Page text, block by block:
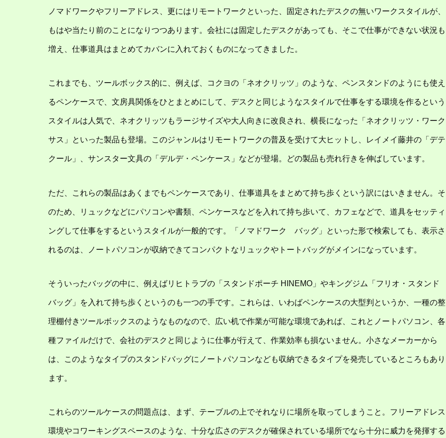
ノマドワークやフリーアドレス、更にはリモートワークといった、固定されたデスクの無いワークスタイルが、
もはや当たり前のことになりつつあります。会社には固定したデスクがあっても、そこで仕事ができない状況も
増え、仕事道具はまとめてカバンに入れておくものになってきました。
これまでも、ツールボックス的に、例えば、コクヨの「ネオクリッツ」のような、ペンスタンドのようにも使え
るペンケースで、文房具関係をひとまとめにして、デスクと同じようなスタイルで仕事をする環境を作るという
スタイルは人気で、ネオクリッツもラージサイズや大人向きに改良され、横長になった「ネオクリッツ・ワーク
サス」といった製品も登場。このジャンルはリモートワークの普及を受けて大ヒットし、レイメイ藤井の「デテ
クール」、サンスター文具の「デルデ・ペンケース」などが登場。どの製品も売れ行きを伸ばしています。
ただ、これらの製品はあくまでもペンケースであり、仕事道具をまとめて持ち歩くという訳にはいきません。そ
のため、リュックなどにパソコンや書類、ペンケースなどを入れて持ち歩いて、カフェなどで、道具をセッティ
ングして仕事をするというスタイルが一般的です。「ノマドワーク バッグ」といった形で検索しても、表示さ
れるのは、ノートパソコンが収納できてコンパクトなリュックやトートバッグがメインになっています。
そういったバッグの中に、例えばリヒトラブの「スタンドポーチ HINEMO」やキングジム「フリオ・スタンド
バッグ」を入れて持ち歩くというのも一つの手です。これらは、いわばペンケースの大型判というか、一種の整
理棚付きツールボックスのようなものなので、広い机で作業が可能な環境であれば、これとノートパソコン、各
種ファイルだけで、会社のデスクと同じように仕事が行えて、作業効率も損ないません。小さなメーカーから
は、このようなタイプのスタンドバッグにノートパソコンなども収納できるタイプを発売しているところもあり
ます。
これらのツールケースの問題点は、まず、テーブルの上でそれなりに場所を取ってしまうこと。フリーアドレス
環境やコワーキングスペースのような、十分な広さのデスクが確保されている場所でなら十分に威力を発揮する